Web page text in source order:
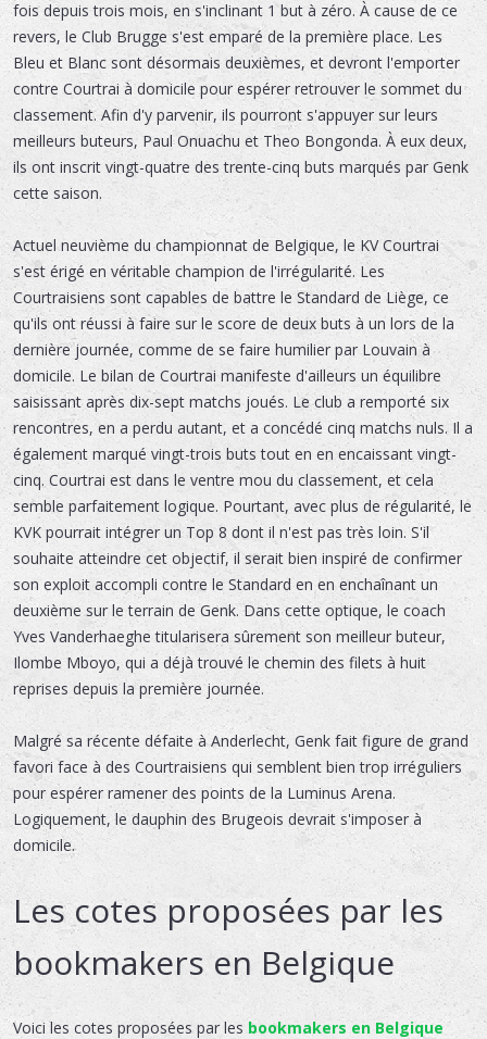
fois depuis trois mois, en s'inclinant 1 but à zéro. À cause de ce
revers, le Club Brugge s'est emparé de la première place. Les
Bleu et Blanc sont désormais deuxièmes, et devront l'emporter
contre Courtrai à domicile pour espérer retrouver le sommet du
classement. Afin d'y parvenir, ils pourront s'appuyer sur leurs
meilleurs buteurs, Paul Onuachu et Theo Bongonda. À eux deux,
ils ont inscrit vingt-quatre des trente-cinq buts marqués par Genk
cette saison.
Actuel neuvième du championnat de Belgique, le KV Courtrai
s'est érigé en véritable champion de l'irrégularité. Les
Courtraisiens sont capables de battre le Standard de Liège, ce
qu'ils ont réussi à faire sur le score de deux buts à un lors de la
dernière journée, comme de se faire humilier par Louvain à
domicile. Le bilan de Courtrai manifeste d'ailleurs un équilibre
saisissant après dix-sept matchs joués. Le club a remporté six
rencontres, en a perdu autant, et a concédé cinq matchs nuls. Il a
également marqué vingt-trois buts tout en en encaissant vingt-
cinq. Courtrai est dans le ventre mou du classement, et cela
semble parfaitement logique. Pourtant, avec plus de régularité, le
KVK pourrait intégrer un Top 8 dont il n'est pas très loin. S'il
souhaite atteindre cet objectif, il serait bien inspiré de confirmer
son exploit accompli contre le Standard en en enchaînant un
deuxième sur le terrain de Genk. Dans cette optique, le coach
Yves Vanderhaeghe titularisera sûrement son meilleur buteur,
Ilombe Mboyo, qui a déjà trouvé le chemin des filets à huit
reprises depuis la première journée.
Malgré sa récente défaite à Anderlecht, Genk fait figure de grand
favori face à des Courtraisiens qui semblent bien trop irréguliers
pour espérer ramener des points de la Luminus Arena.
Logiquement, le dauphin des Brugeois devrait s'imposer à
domicile.
Les cotes proposées par les
bookmakers en Belgique
Voici les cotes proposées par les bookmakers en Belgique